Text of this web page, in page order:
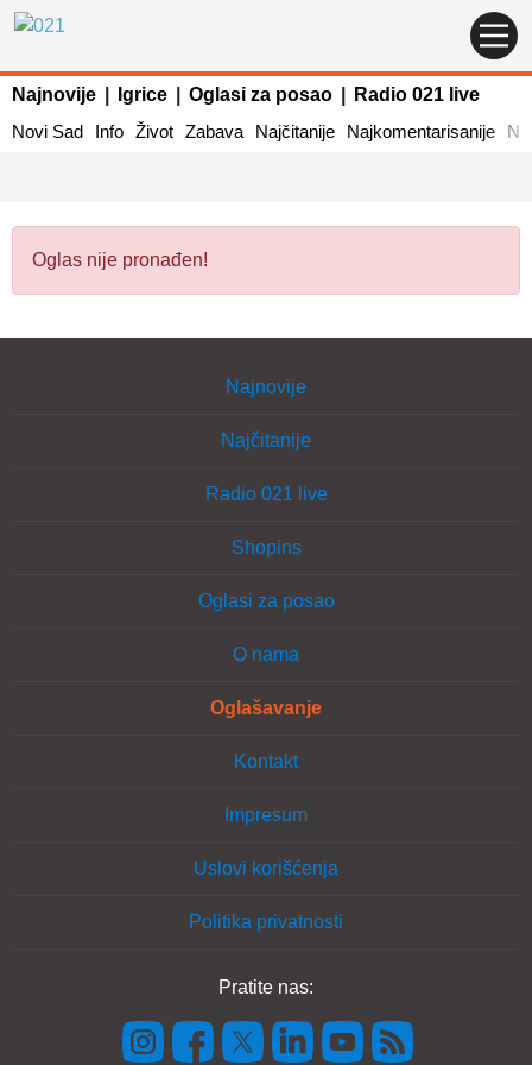
Najnovije Igrice Oglasi za posao
Radio 021 live
Novi Sad
Info Život Zabava Najčitanije Najkomentarisanije
Oglas nije pronađen!
Najnovije
Najčitanije
Radio 021 live
Shopins
Oglasi za posao
O nama
Oglašavanje
Kontakt
Impresum
Uslovi korišćenja
Politika privatnosti
Pratite nas: